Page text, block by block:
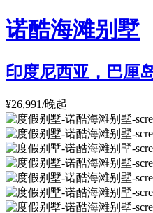
诺酷海滩别墅
印度尼西亚，巴厘
¥26,991/晚起